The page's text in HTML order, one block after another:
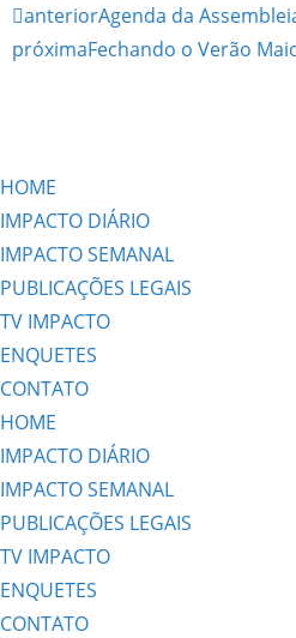
anteriorAgenda da
próximaFechando o Verão
HOME
IMPACTO DIÁRIO
IMPACTO SEMANAL
PUBLICAÇÕES LEGAIS
TV IMPACTO
ENQUETES
CONTATO
HOME
IMPACTO DIÁRIO
IMPACTO SEMANAL
PUBLICAÇÕES LEGAIS
TV IMPACTO
ENQUETES
CONTATO